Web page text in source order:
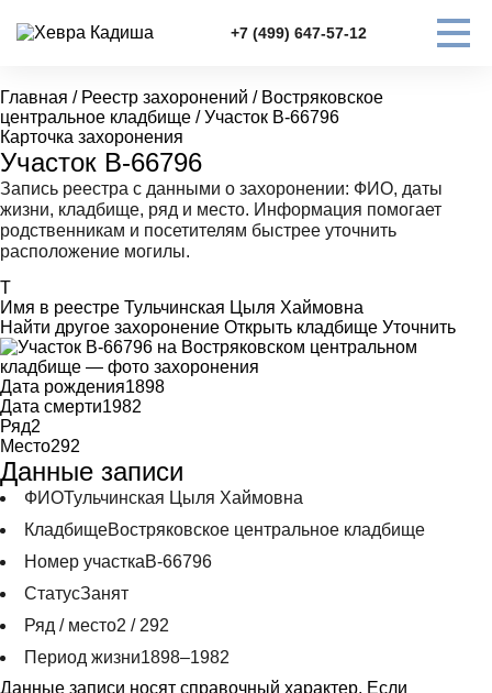
+7 (499) 647-57-12
Главная / Реестр захоронений / Востряковское
центральное кладбище / Участок В-66796
Карточка захоронения
Участок В-66796
Запись реестра с данными о захоронении: ФИО, даты
жизни, кладбище, ряд и место. Информация помогает
родственникам и посетителям быстрее уточнить
расположение могилы.
Т
Имя в реестре Тульчинская Цыля Хаймовна
Найти другое захоронение Открыть кладбище Уточнить
Дата рождения1898
Дата смерти1982
Ряд2
Место292
Данные записи
ФИОТульчинская Цыля Хаймовна
КладбищеВостряковское центральное кладбище
Номер участкаВ-66796
СтатусЗанят
Ряд / место2 / 292
Период жизни1898–1982
Данные записи носят справочный характер. Если